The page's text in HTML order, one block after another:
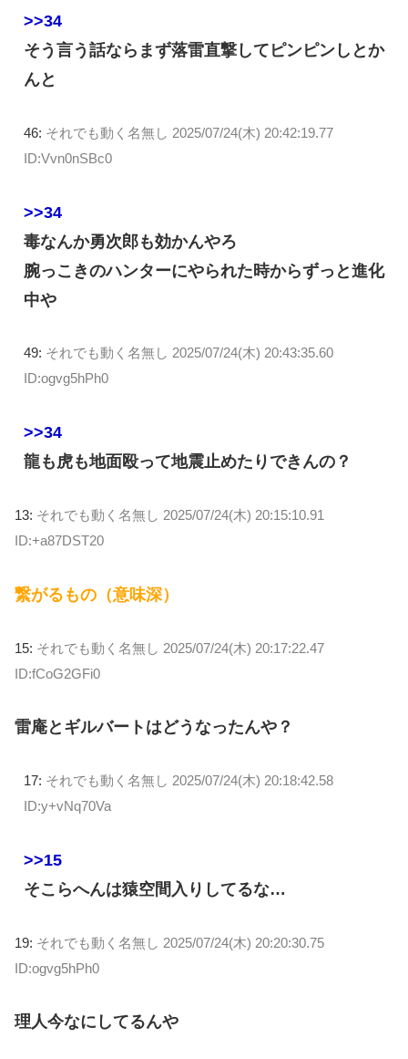
>>34
そう言う話ならまず落雷直撃してピンピンしとか
んと
46: それでも動く名無し 2025/07/24(木) 20:42:19.77
ID:Vvn0nSBc0
>>34
毒なんか勇次郎も効かんやろ
腕っこきのハンターにやられた時からずっと進化
中や
49: それでも動く名無し 2025/07/24(木) 20:43:35.60
ID:ogvg5hPh0
>>34
龍も虎も地面殴って地震止めたりできんの？
13: それでも動く名無し 2025/07/24(木) 20:15:10.91
ID:+a87DST20
繋がるもの（意味深）
15: それでも動く名無し 2025/07/24(木) 20:17:22.47
ID:fCoG2GFi0
雷庵とギルバートはどうなったんや？
17: それでも動く名無し 2025/07/24(木) 20:18:42.58
ID:y+vNq70Va
>>15
そこらへんは猿空間入りしてるな…
19: それでも動く名無し 2025/07/24(木) 20:20:30.75
ID:ogvg5hPh0
理人今なにしてるんや